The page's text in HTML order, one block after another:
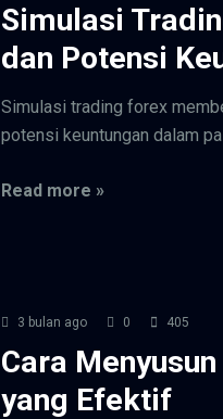
Simulasi
dan Potensi
Simulasi trading forex
potensi keuntungan dalam
Read more »
3 bulan ago 0 405
Cara
yang Efektif